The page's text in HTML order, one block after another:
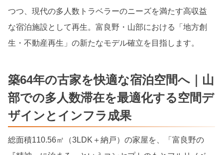
つつ、現代の多人数トラベラーのニーズを満たす高収益
な宿泊施設として再生。富良野・山部における「地方創
生・不動産再生」の新たなモデル確立を目指します。
築64年の古家を快適な宿泊空間へ｜山
部での多人数滞在を最適化する空間デ
ザインとインフラ成果
総面積110.56㎡（3LDK＋納戸）の家屋を、「富良野の